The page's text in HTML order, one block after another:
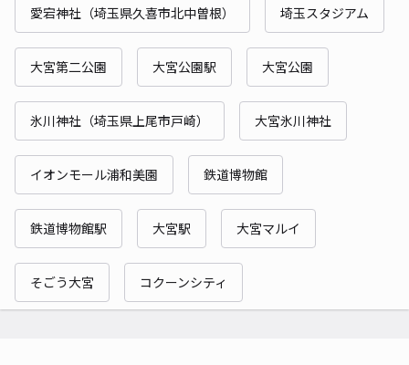
愛宕神社（埼玉県久喜市北中曽根） 埼玉スタジアム
大宮第二公園 大宮公園駅 大宮公園
氷川神社（埼玉県上尾市戸崎） 大宮氷川神社
イオンモール浦和美園 鉄道博物館
鉄道博物館駅 大宮駅 大宮マルイ
そごう大宮 コクーンシティ